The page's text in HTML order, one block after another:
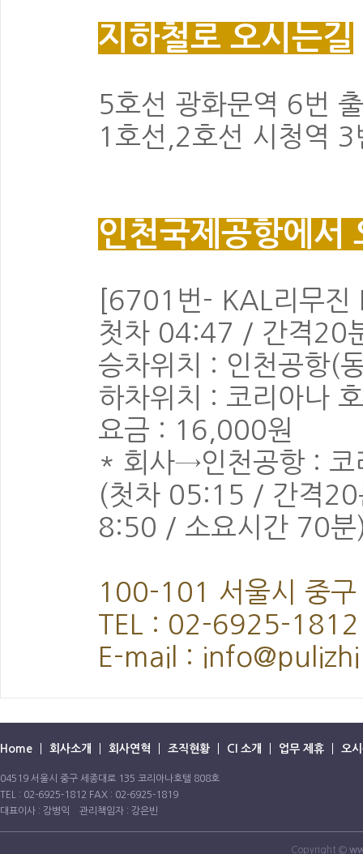
지하철로 오시는길
5호선 광화문역 6번
1호선,2호선 시청역
인천국제공항에서
[6701번- KAL리무진
첫차 04:47 / 간격20
승차위치 : 인천공항(
하차위치 : 코리아나
요금 : 16,000원
* 회사→인천공항 : 코
(첫차 05:15 / 간격
8:50 / 소요시간 70분
100-101 서울시 중
TEL : 02-6925-
E-mail :
Home 회사소개 회사연혁 조직현황 CI 소개 업무 제휴 오
04519 서울시 중구 세종대로 135 코리아나호텔 808호
TEL : 02-6925-1812 FAX : 02-6925-1819
대표이사 : 강병익 관리책임자 : 강은빈
Copyright ©